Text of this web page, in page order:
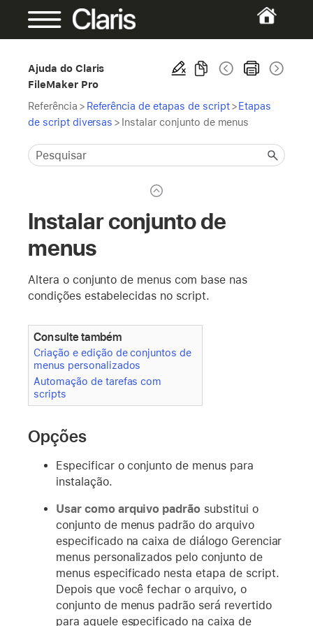
Ajuda do Claris
FileMaker Pro
Referência > Referência de etapas de script >Etapas
de script diversas > Instalar conjunto de menus
Instalar conjunto de
menus
Altera o conjunto de menus com base nas
condições estabelecidas no script.
Consulte também
Criação e edição de conjuntos de
menus personalizados
Automação de tarefas com
scripts
Opções
Especificar o conjunto de menus para
instalação.
Usar como arquivo padrão substitui o
conjunto de menus padrão do arquivo
especificado na caixa de diálogo Gerenciar
menus personalizados pelo conjunto de
menus especificado nesta etapa de script.
Depois que você fechar o arquivo, o
conjunto de menus padrão será revertido
para aquele especificado na caixa de